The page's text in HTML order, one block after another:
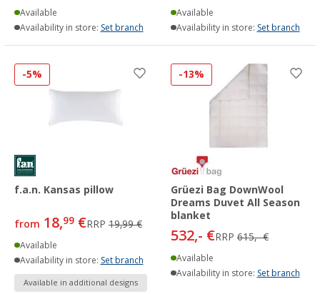
Available
Availability in store: Set branch
Available
Availability in store: Set branch
-5%
f.a.n. Kansas pillow
from 18,99 €RRP 19,99 €
Available
Availability in store: Set branch
Available in additional designs
-13%
Grüezi Bag DownWool
Dreams Duvet All Season
blanket
532,- €RRP 615,- €
Available
Availability in store: Set branch